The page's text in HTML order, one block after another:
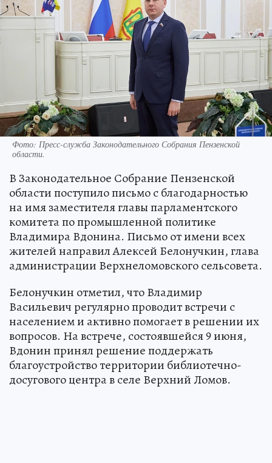
Фото: Пресс-служба Законодательного Собрания Пензенской
области.
В Законодательное Собрание Пензенской
области поступило письмо с благодарностью
на имя заместителя главы парламентского
комитета по промышленной политике
Владимира Вдонина. Письмо от имени всех
жителей направил Алексей Белонучкин, глава
администрации Верхнеломовского сельсовета.
Белонучкин отметил, что Владимир
Васильевич регулярно проводит встречи с
населением и активно помогает в решении их
вопросов. На встрече, состоявшейся 9 июня,
Вдонин принял решение поддержать
благоустройство территории библиотечно-
досугового центра в селе Верхний Ломов.